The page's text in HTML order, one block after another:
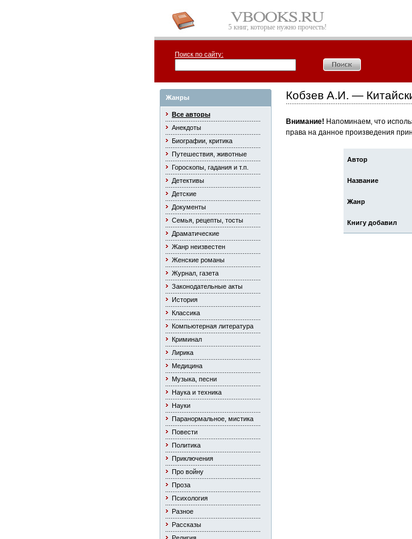
5 книг, которые нужно прочесть!
Поиск по сайту:
Жанры
Все авторы
Анекдоты
Биографии, критика
Путешествия, животные
Гороскопы, гадания и т.п.
Детективы
Детские
Документы
Семья, рецепты, тосты
Драматические
Жанр неизвестен
Женские романы
Журнал, газета
Законодательные акты
История
Классика
Компьютерная литература
Криминал
Лирика
Медицина
Музыка, песни
Наука и техника
Науки
Паранормальное, мистика
Повести
Политика
Приключения
Про войну
Проза
Психология
Разное
Рассказы
Кобзев А.И. —
Внимание! Напоминаем, что
права на данное произведения
Автор
Название
Жанр
Книгу добавил